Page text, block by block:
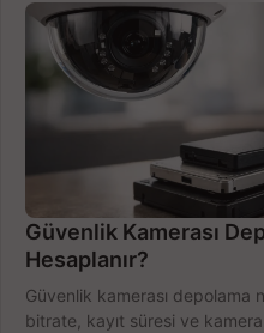
Güvenlik Kamerası
Hesaplanır?
Güvenlik kamerası depolama
bitrate, kayıt süresi ve